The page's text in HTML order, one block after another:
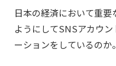
日本の経済において重
ようにしてSNSアカウ
ーションをしているのか。